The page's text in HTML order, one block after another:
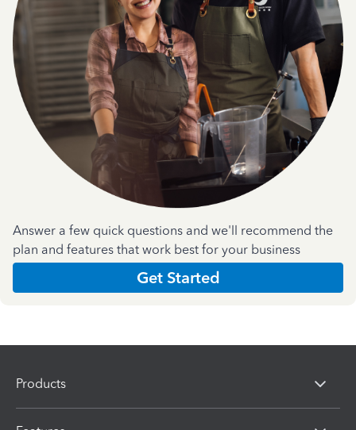
Answer a few quick questions and we'll recommend the
plan and features that work best for your business
Get Started
Products